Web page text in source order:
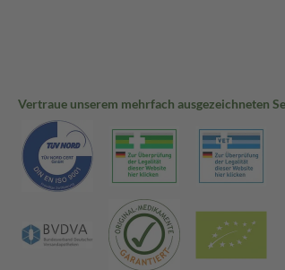
Vertraue unserem mehrfach ausgezeichneten